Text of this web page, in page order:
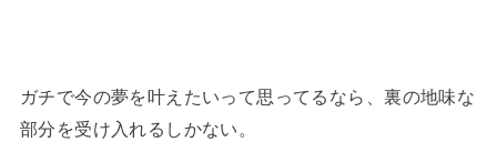
ガチで今の夢を叶えたいって思ってるなら、裏の地味な
部分を受け入れるしかない。